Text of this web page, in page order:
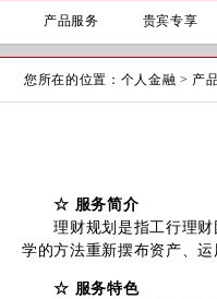
产品服务 贵宾专享
您所在的位置： 个人金融 > 产
☆ 服务简介
理财规划是指工行理财
学的方法重新摆布资产、
☆ 服务特色